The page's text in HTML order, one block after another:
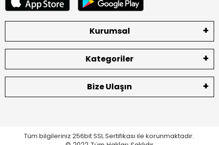
Kurumsal
Kategoriler
Bize Ulaşın
Tüm bilgileriniz 256bit SSL Sertifikası ile korunmaktadır.